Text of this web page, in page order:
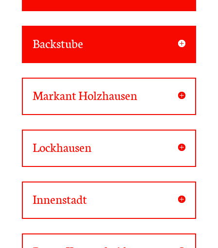
Backstube
Markant Holzhausen
Lockhausen
Innenstadt